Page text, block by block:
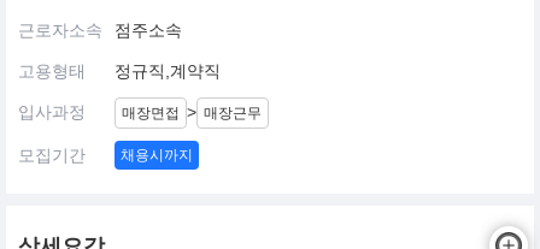
근로자소속 점주소속
고용형태 정규직,계약직
입사과정 매장면접 > 매장근무
모집기간 채용시까지